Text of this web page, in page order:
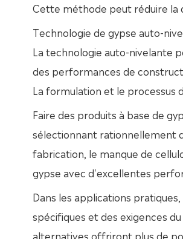
Cette méthode peut réduire la
Technologie de gypse auto-
La technologie auto-nivelante
des performances de
La formulation et le processus
Faire des produits à base de
sélectionnant rationnellement
fabrication, le manque de
gypse avec d'excellentes
Dans les applications
spécifiques et des exigences
alternatives offriront plus de